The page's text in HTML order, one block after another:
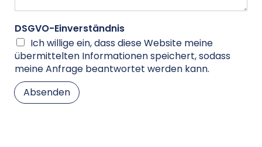
DSGVO-Einverständnis
Ich willige ein, dass diese Website meine
übermittelten Informationen speichert, sodass
meine Anfrage beantwortet werden kann.
Absenden
Alternative: